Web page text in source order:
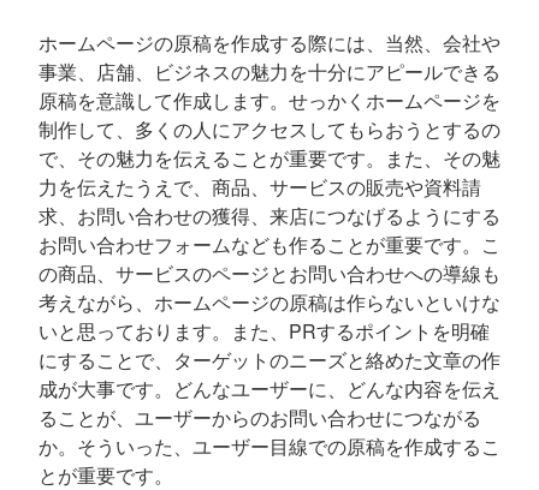
ホームページの原稿を作成する際には、当然、会社や
事業、店舗、ビジネスの魅力を十分にアピールできる
原稿を意識して作成します。せっかくホームページを
制作して、多くの人にアクセスしてもらおうとするの
で、その魅力を伝えることが重要です。また、その魅
力を伝えたうえで、商品、サービスの販売や資料請
求、お問い合わせの獲得、来店につなげるようにする
お問い合わせフォームなども作ることが重要です。こ
の商品、サービスのページとお問い合わせへの導線も
考えながら、ホームページの原稿は作らないといけな
いと思っております。また、PRするポイントを明確
にすることで、ターゲットのニーズと絡めた文章の作
成が大事です。どんなユーザーに、どんな内容を伝え
ることが、ユーザーからのお問い合わせにつながる
か。そういった、ユーザー目線での原稿を作成するこ
とが重要です。